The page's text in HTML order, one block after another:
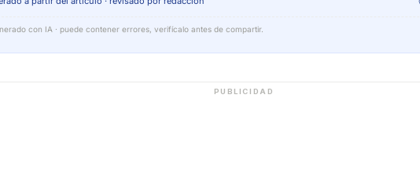
con IA · puede contener errores, verifícalo antes de compartir.
PUBLICIDAD